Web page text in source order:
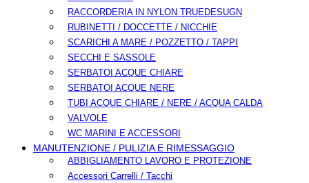
RACCORDERIA IN NYLON TRUEDESUGN
RUBINETTI / DOCCETTE / NICCHIE
SCARICHI A MARE / POZZETTO / TAPPI
SECCHI E SASSOLE
SERBATOI ACQUE CHIARE
SERBATOI ACQUE NERE
TUBI ACQUE CHIARE / NERE / ACQUA CALDA
VALVOLE
WC MARINI E ACCESSORI
MANUTENZIONE / PULIZIA E RIMESSAGGIO
ABBIGLIAMENTO LAVORO E PROTEZIONE
Accessori Carrelli / Tacchi